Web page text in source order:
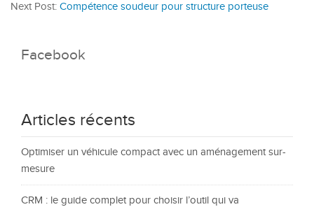
Next Post: Compétence soudeur pour structure porteuse
Facebook
Articles récents
Optimiser un véhicule compact avec un aménagement sur-
mesure
CRM : le guide complet pour choisir l’outil qui va